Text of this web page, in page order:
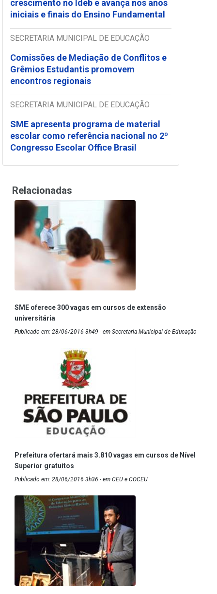
crescimento no Ideb e avança nos anos
iniciais e finais do Ensino Fundamental
SECRETARIA MUNICIPAL DE EDUCAÇÃO
Comissões de Mediação de Conflitos e
Grêmios Estudantis promovem
encontros regionais
SECRETARIA MUNICIPAL DE EDUCAÇÃO
SME apresenta programa de material
escolar como referência nacional no 2º
Congresso Escolar Office Brasil
Relacionadas
SME oferece 300 vagas em cursos de extensão
universitária
Publicado em: 28/06/2016 3h49 - em Secretaria Municipal de Educação
Prefeitura ofertará mais 3.810 vagas em cursos de Nível
Superior gratuitos
Publicado em: 28/06/2016 3h36 - em CEU e COCEU